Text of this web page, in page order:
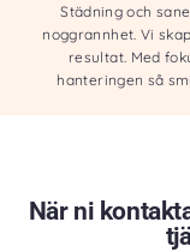
Städning och
noggrannhet. Vi
resultat. Med
hanteringen så
När ni